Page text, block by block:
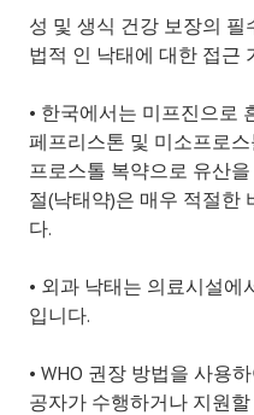
성 및 생식 건강 보장의
법적 인 낙태에 대한 접근
• 한국에서는 미프진으로
페프리스톤 및 미소프로
프로스톨 복약으로 유산
절(낙태약)은 매우 적절한
다.
• 외과 낙태는 의료시설에
입니다.
• WHO 권장 방법을 사용
공자가 수행하거나 지원